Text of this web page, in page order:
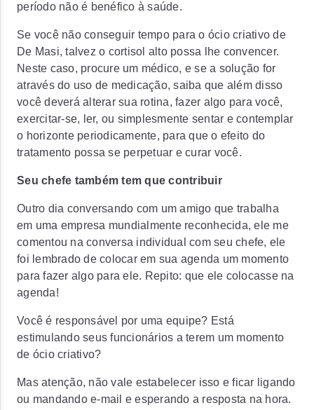
período não é benéfico à saúde.
Se você não conseguir tempo para o ócio criativo de
De Masi, talvez o cortisol alto possa lhe convencer.
Neste caso, procure um médico, e se a solução for
através do uso de medicação, saiba que além disso
você deverá alterar sua rotina, fazer algo para você,
exercitar-se, ler, ou simplesmente sentar e contemplar
o horizonte periodicamente, para que o efeito do
tratamento possa se perpetuar e curar você.
Seu chefe também tem que contribuir
Outro dia conversando com um amigo que trabalha
em uma empresa mundialmente reconhecida, ele me
comentou na conversa individual com seu chefe, ele
foi lembrado de colocar em sua agenda um momento
para fazer algo para ele. Repito: que ele colocasse na
agenda!
Você é responsável por uma equipe? Está
estimulando seus funcionários a terem um momento
de ócio criativo?
Mas atenção, não vale estabelecer isso e ficar ligando
ou mandando e-mail e esperando a resposta na hora.